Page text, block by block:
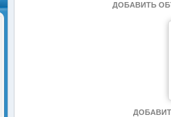
ДОБАВИТЬ